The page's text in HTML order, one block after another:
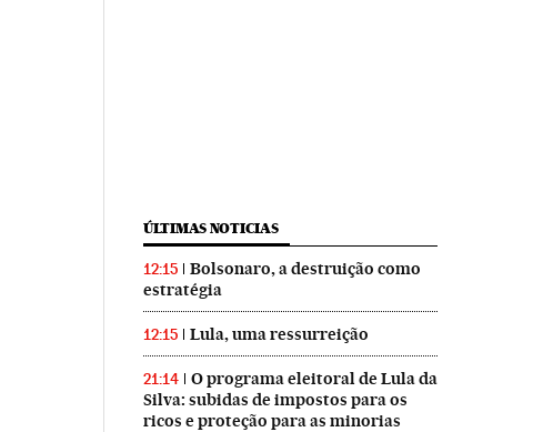
ÚLTIMAS NOTICIAS
12:15
Bolsonaro, a destruição como
estratégia
12:15 Lula, uma ressurreição
21:14
O programa eleitoral de Lula da
Silva: subidas de impostos para os
ricos e proteção para as minorias